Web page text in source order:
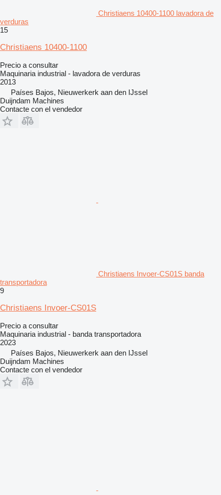
Christiaens 10400-1100 lavadora de
verduras
15
Christiaens 10400-1100
Precio a consultar
Maquinaria industrial - lavadora de verduras
2013
Países Bajos, Nieuwerkerk aan den IJssel
Duijndam Machines
Contacte con el vendedor
Christiaens Invoer-CS01S banda
transportadora
9
Christiaens Invoer-CS01S
Precio a consultar
Maquinaria industrial - banda transportadora
2023
Países Bajos, Nieuwerkerk aan den IJssel
Duijndam Machines
Contacte con el vendedor